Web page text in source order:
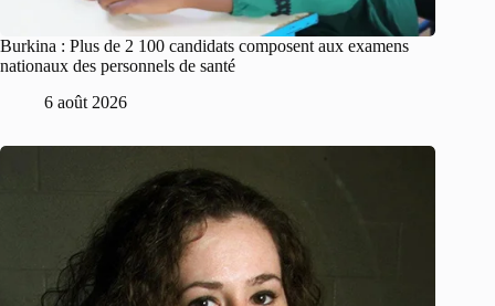
Burkina : Plus de 2 100 candidats composent aux examens
nationaux des personnels de santé
6 août 2026